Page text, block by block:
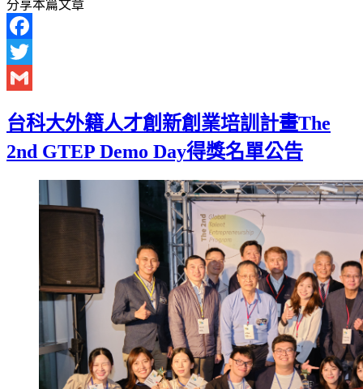
分享本篇文章
Facebook
Twitter
台科大外籍人才創新創業培訓計畫The
2nd GTEP Demo Day得獎名單公告